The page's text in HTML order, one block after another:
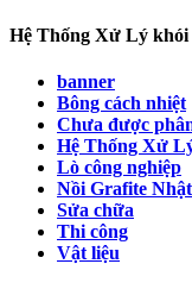
Hệ Thống Xử Lý khói
banner
Bông cách nhiệt
Chưa được
Hệ Thống Xử
Lò công nghiệp
Nồi Grafite
Sửa chữa
Thi công
Vật liệu